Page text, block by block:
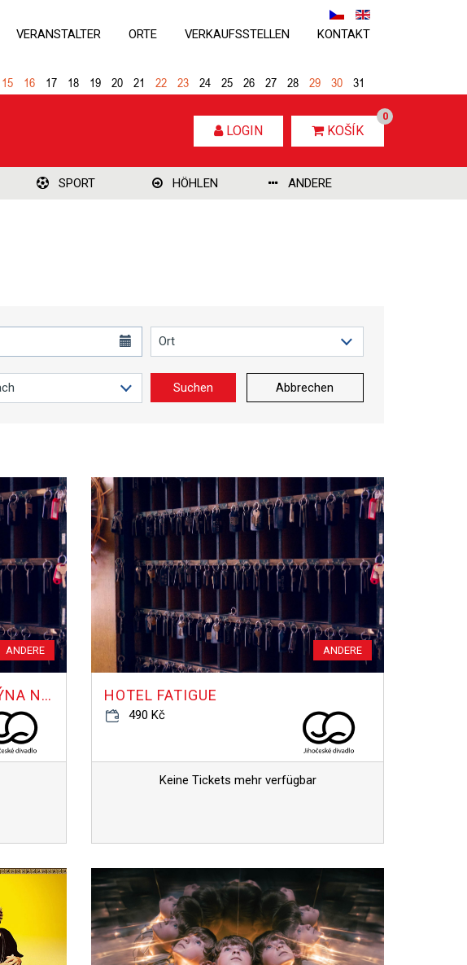
VERANSTALTER ORTE VERKAUFSSTELLEN KONTAKT
LOGIN KOŠÍK
0
15 16 17 18 19 20 21 22 23 24 25 26 27 28 29 30 31
SPORT HÖHLEN ANDERE
Suchen Abbrechen
ANDERE
AUTOBUSOVÁ DOPRAVA DO TÝNA N. VLTAVOU NA HOTEL FATIGUE
ANDERE
HOTEL FATIGUE
490 Kč
Keine Tickets mehr verfügbar